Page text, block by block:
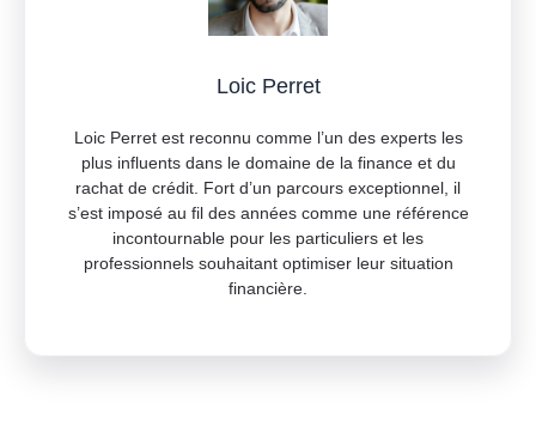
Loic Perret
Loic Perret est reconnu comme l’un des experts les
plus influents dans le domaine de la finance et du
rachat de crédit. Fort d’un parcours exceptionnel, il
s’est imposé au fil des années comme une référence
incontournable pour les particuliers et les
professionnels souhaitant optimiser leur situation
financière.